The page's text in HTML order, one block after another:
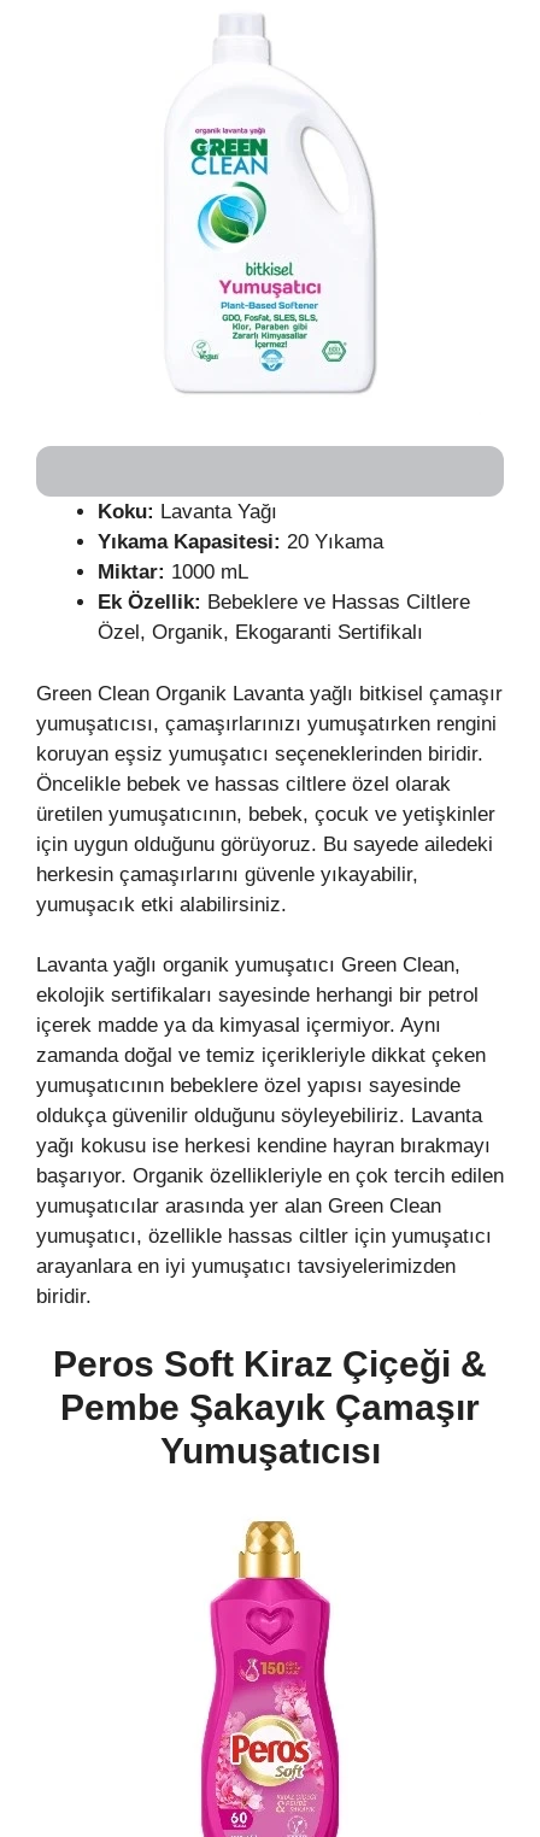
Koku: Lavanta Yağı
Yıkama Kapasitesi: 20 Yıkama
Miktar: 1000 mL
Ek Özellik: Bebeklere ve Hassas Ciltlere
Özel, Organik, Ekogaranti Sertifikalı
Green Clean Organik Lavanta yağlı bitkisel çamaşır
yumuşatıcısı, çamaşırlarınızı yumuşatırken rengini
koruyan eşsiz yumuşatıcı seçeneklerinden biridir.
Öncelikle bebek ve hassas ciltlere özel olarak
üretilen yumuşatıcının, bebek, çocuk ve yetişkinler
için uygun olduğunu görüyoruz. Bu sayede ailedeki
herkesin çamaşırlarını güvenle yıkayabilir,
yumuşacık etki alabilirsiniz.
Lavanta yağlı organik yumuşatıcı Green Clean,
ekolojik sertifikaları sayesinde herhangi bir petrol
içerek madde ya da kimyasal içermiyor. Aynı
zamanda doğal ve temiz içerikleriyle dikkat çeken
yumuşatıcının bebeklere özel yapısı sayesinde
oldukça güvenilir olduğunu söyleyebiliriz. Lavanta
yağı kokusu ise herkesi kendine hayran bırakmayı
başarıyor. Organik özellikleriyle en çok tercih edilen
yumuşatıcılar arasında yer alan Green Clean
yumuşatıcı, özellikle hassas ciltler için yumuşatıcı
arayanlara en iyi yumuşatıcı tavsiyelerimizden
biridir.
Peros Soft Kiraz Çiçeği &
Pembe Şakayık Çamaşır
Yumuşatıcısı